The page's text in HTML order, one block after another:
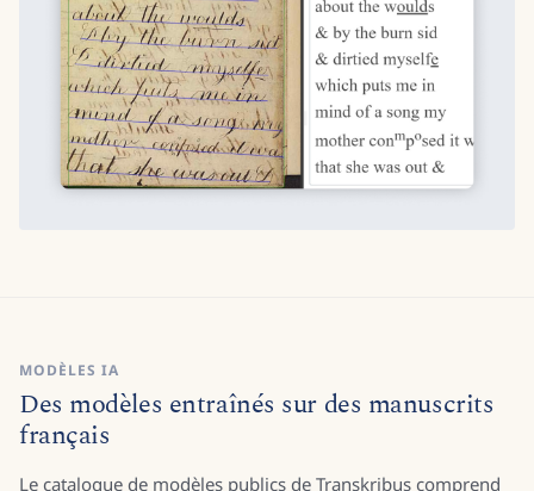
MODÈLES IA
Des modèles entraînés sur des manuscrits
français
Le catalogue de modèles publics de Transkribus comprend